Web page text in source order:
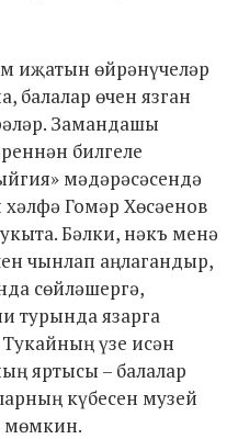
иҗатын өйрәнүчеләр
балалар өчен язган
Замандашы
билгеле
мәдәрәсәсендә
Гомәр Хөсәенов
Бәлки, нәкъ менә
чынлап аңлагандыр,
сөйләшергә,
турында язарга
үзе исән
яртысы – балалар
күбесен музей
мөмкин.